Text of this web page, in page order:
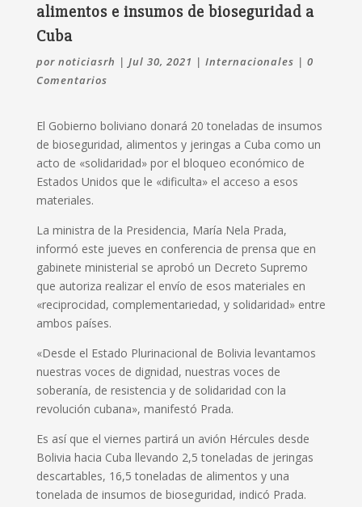
alimentos e insumos de bioseguridad a
Cuba
por noticiasrh | Jul 30, 2021 | Internacionales | 0
Comentarios
El Gobierno boliviano donará 20 toneladas de insumos
de bioseguridad, alimentos y jeringas a Cuba como un
acto de «solidaridad» por el bloqueo económico de
Estados Unidos que le «dificulta» el acceso a esos
materiales.
La ministra de la Presidencia, María Nela Prada,
informó este jueves en conferencia de prensa que en
gabinete ministerial se aprobó un Decreto Supremo
que autoriza realizar el envío de esos materiales en
«reciprocidad, complementariedad, y solidaridad» entre
ambos países.
«Desde el Estado Plurinacional de Bolivia levantamos
nuestras voces de dignidad, nuestras voces de
soberanía, de resistencia y de solidaridad con la
revolución cubana», manifestó Prada.
Es así que el viernes partirá un avión Hércules desde
Bolivia hacia Cuba llevando 2,5 toneladas de jeringas
descartables, 16,5 toneladas de alimentos y una
tonelada de insumos de bioseguridad, indicó Prada.